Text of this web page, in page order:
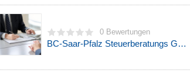
0 Bewertungen
BC-Saar-Pfalz Steuerberatungs GmbH